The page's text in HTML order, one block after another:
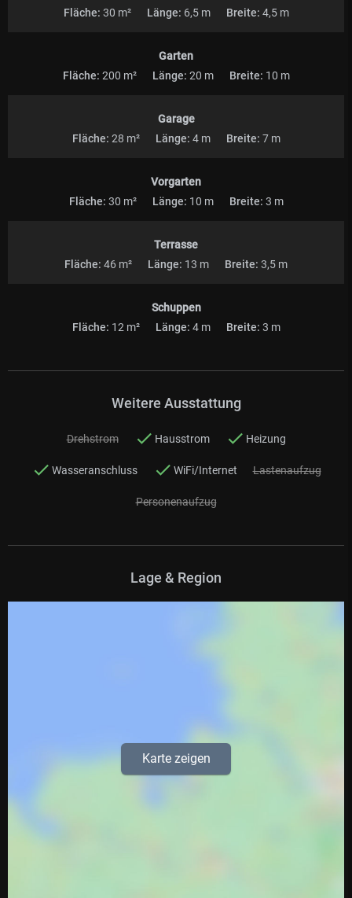
Fläche: 30 m² Länge: 6,5 m Breite: 4,5 m
Garten
Fläche: 200 m² Länge: 20 m Breite: 10 m
Garage
Fläche: 28 m² Länge: 4 m Breite: 7 m
Vorgarten
Fläche: 30 m² Länge: 10 m Breite: 3 m
Terrasse
Fläche: 46 m² Länge: 13 m Breite: 3,5 m
Schuppen
Fläche: 12 m² Länge: 4 m Breite: 3 m
Weitere Ausstattung
Drehstrom Hausstrom Heizung
Wasseranschluss WiFi/Internet Lastenaufzug
Personenaufzug
Lage & Region
Karte zeigen